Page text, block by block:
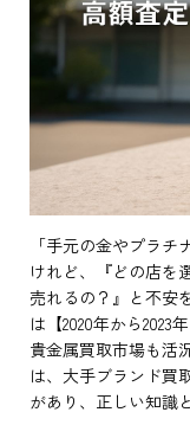
「手元の金やプラ
けれど、『どの店を
売れるの？』と不安
は【2020年から2023
貴金属買取市場も活
は、大手ブランド買
があり、正しい知識